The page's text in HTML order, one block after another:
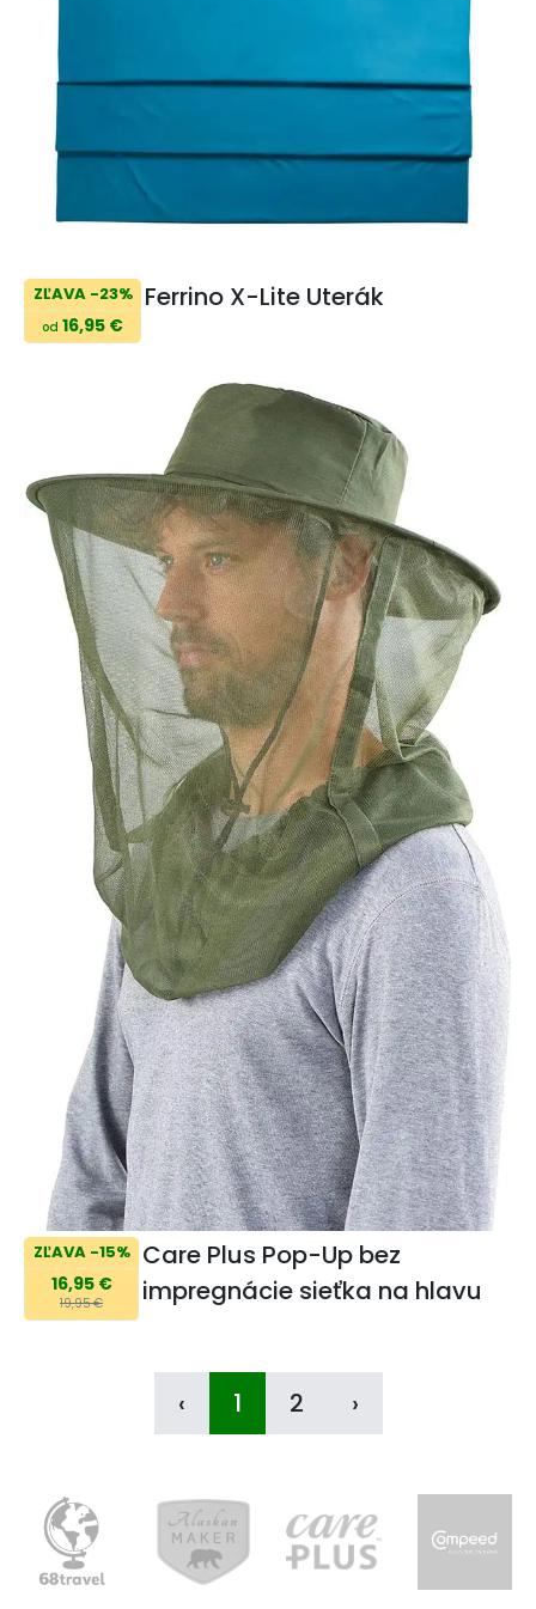
ZĽAVA -23%
od 16,95 €
Ferrino X-Lite Uterák
ZĽAVA -15%
16,95 €
19,95 €
Care Plus Pop-Up bez
impregnácie sieťka na hlavu
‹ 1 2 ›